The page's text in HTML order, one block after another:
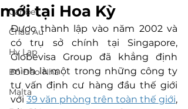
Caribe
Châu Âu
Hy Lạp
Bồ Đào Nha
Malta
mới tại Hoa Kỳ
Được thành lập vào năm 2002 và
có trụ sở chính tại Singapore,
Globevisa Group đã khẳng định
mình là một trong những công ty
tư vấn định cư hàng đầu thế giới
với 39 văn phòng trên toàn thế giới,